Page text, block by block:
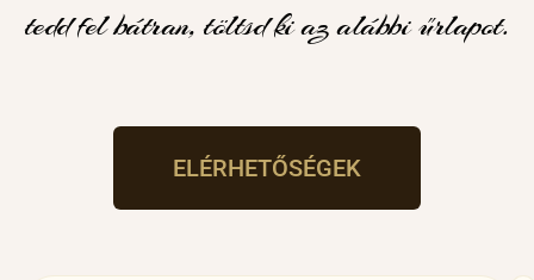
tedd fel bátran, töltsd ki az alábbi űrlapot.
ELÉRHETŐSÉGEK